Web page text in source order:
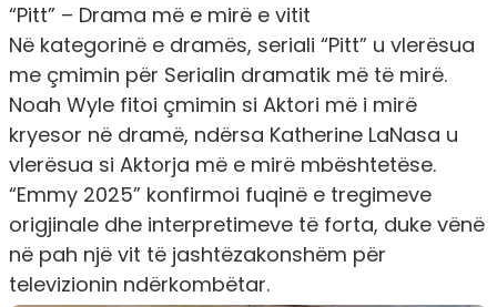
“Pitt” – Drama më e mirë e vitit
Në kategorinë e dramës, seriali “Pitt” u vlerësua
me çmimin për Serialin dramatik më të mirë.
Noah Wyle fitoi çmimin si Aktori më i mirë
kryesor në dramë, ndërsa Katherine LaNasa u
vlerësua si Aktorja më e mirë mbështetëse.
“Emmy 2025” konfirmoi fuqinë e tregimeve
origjinale dhe interpretimeve të forta, duke vënë
në pah një vit të jashtëzakonshëm për
televizionin ndërkombëtar.